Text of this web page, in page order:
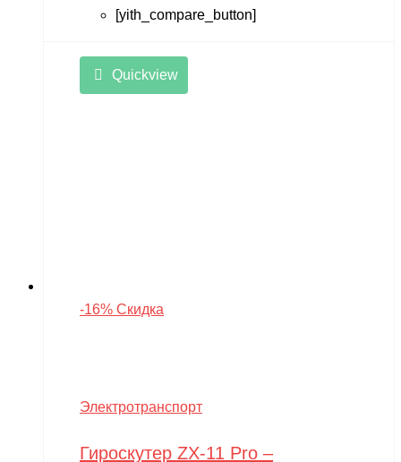
[yith_compare_button]
Quickview
-16% Скидка
Электротранспорт
Гироскутер ZX-11 Pro –